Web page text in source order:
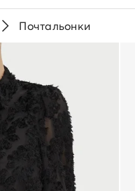
Почтальонки